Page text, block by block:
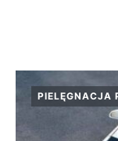
PIELĘGNACJA